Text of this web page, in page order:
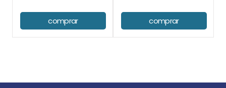
comprar comprar